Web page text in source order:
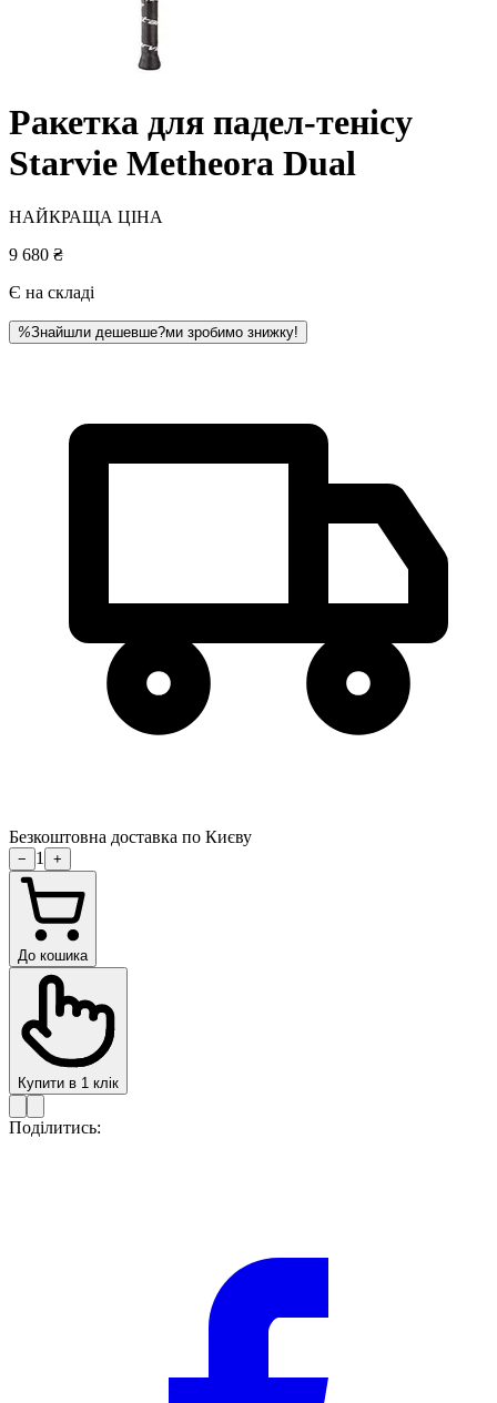
Ракетка для падел-тенісу
Starvie Metheora Dual
НАЙКРАЩА ЦІНА
9 680 ₴
Є на складі
%Знайшли дешевше?ми зробимо знижку!
Безкоштовна доставка по Києву
− 1 +
До кошика
Купити в 1 клік
Поділитись: